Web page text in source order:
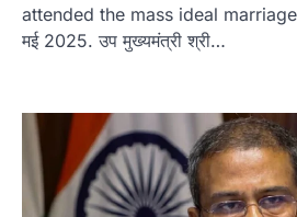
attended the mass ideal marriage
मई 2025. उप मुख्यमंत्री श्री…